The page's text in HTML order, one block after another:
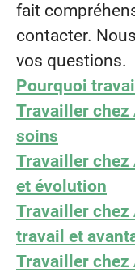
fait
contacter.
vos questions.
Pourquoi
Travailler chez
soins
Travailler chez
et évolution
Travailler chez
travail et
Travailler chez